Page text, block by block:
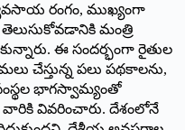
రంగం, ముఖ్యంగా
తెలుసుకోవడానికి మంత్రి
ఈ సందర్భంగా రైతుల
చేస్తున్న పలు పథకాలను,
సంస్థల భాగస్వామ్యంతో
వివరించారు. దేశంలోనే